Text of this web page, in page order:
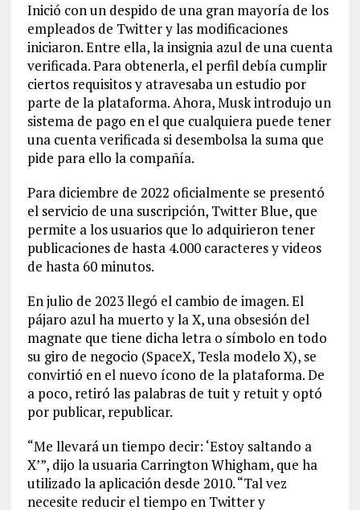
Inició con un despido de una gran mayoría de los
empleados de Twitter y las modificaciones
iniciaron. Entre ella, la insignia azul de una cuenta
verificada. Para obtenerla, el perfil debía cumplir
ciertos requisitos y atravesaba un estudio por
parte de la plataforma. Ahora, Musk introdujo un
sistema de pago en el que cualquiera puede tener
una cuenta verificada si desembolsa la suma que
pide para ello la compañía.
Para diciembre de 2022 oficialmente se presentó
el servicio de una suscripción, Twitter Blue, que
permite a los usuarios que lo adquirieron tener
publicaciones de hasta 4.000 caracteres y videos
de hasta 60 minutos.
En julio de 2023 llegó el cambio de imagen. El
pájaro azul ha muerto y la X, una obsesión del
magnate que tiene dicha letra o símbolo en todo
su giro de negocio (SpaceX, Tesla modelo X), se
convirtió en el nuevo ícono de la plataforma. De
a poco, retiró las palabras de tuit y retuit y optó
por publicar, republicar.
“Me llevará un tiempo decir: ‘Estoy saltando a
X’”, dijo la usuaria Carrington Whigham, que ha
utilizado la aplicación desde 2010. “Tal vez
necesite reducir el tiempo en Twitter y